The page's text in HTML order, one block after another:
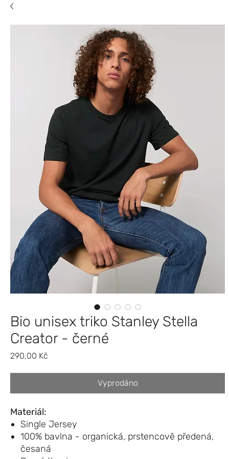
Bio unisex triko Stanley Stella
Creator - černé
290,00 Kč
Vyprodáno
Materiál:
Single Jersey
100% bavlna - organická, prstencově předená,
česaná